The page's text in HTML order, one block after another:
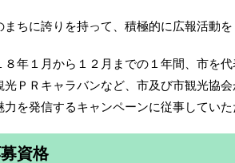
まちに誇りを持って、積極的に広報活動
８年１月から１２月までの１年間、市を
光ＰＲキャラバンなど、市及び市観光協
力を発信するキャンペーンに従事していた
資格